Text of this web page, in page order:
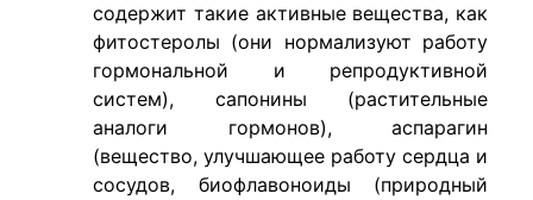
содержит такие активные вещества, как
фитостеролы (они нормализуют работу
гормональной и репродуктивной
систем), сапонины (растительные
аналоги гормонов), аспарагин
(вещество, улучшающее работу сердца и
сосудов, биофлавоноиды (природный